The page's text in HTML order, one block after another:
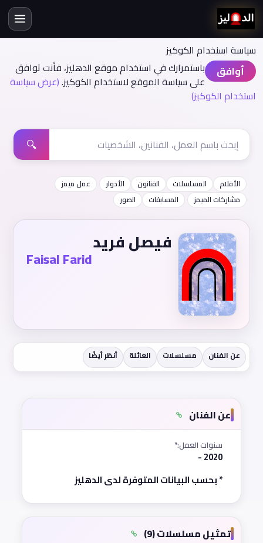
سياسة اسنخدام الكوكيز
أوافق
باستمرارك في استخدام موقع الدهليز، فأنت توافق
على سياسة الموقع لاستخدام الكوكيز.(عرض سياسة
استخدام الكوكيز)
🔍
الأفلام المسلسلات الفنانون الأدوار
عمل ميمز
مشاركات الميمز
المسابقات الصور
فيصل فريد
Faisal Farid
عن الفنان مسلسلات العائلة أنظر أيضًا
عن الفنان
سنوات العمل:*
2020 -
* بحسب البيانات المتوفرة لدى الدهليز
تمثيل مسلسلات (9)